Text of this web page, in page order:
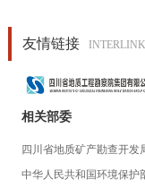
友情链接 INTERLINK
相关部委
四川省地质矿产勘查开发
中华人民共和国环境保护